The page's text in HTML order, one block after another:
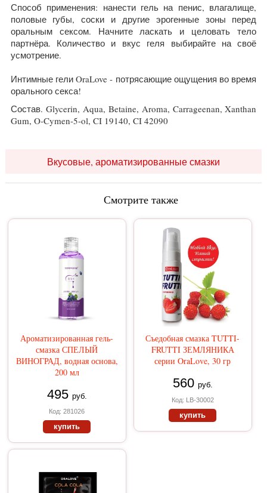
Способ применения: нанести гель на пенис, влагалище,
половые губы, соски и другие эрогенные зоны перед
оральным сексом. Начните ласкать и целовать тело
партнёра. Количество и вкус геля выбирайте на своё
усмотрение.
Интимные гели OraLove - потрясающие ощущения во время
орального секса!
Состав.Glycerin, Aqua, Betaine, Aroma, Carrageenan, Xanthan
Gum, O-Cymen-5-ol, CI 19140, CI 42090
Вкусовые, ароматизированные смазки
Смотрите также
Ароматизированная гель-
смазка СПЕЛЫЙ
ВИНОГРАД, водная основа,
200 мл
495 руб.
Код: 281026
купить
Съедобная смазка TUTTI-
FRUTTI ЗЕМЛЯНИКА
серии OraLove, 30 гр
560 руб.
Код: LB-30002
купить